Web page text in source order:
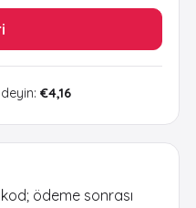
€4,16
ödeme sonrası